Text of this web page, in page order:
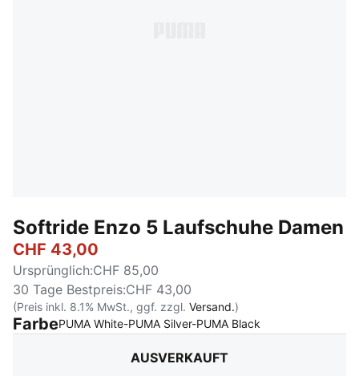
Softride Enzo 5 Laufschuhe Damen
CHF 43,00
Ursprünglich:CHF 85,00
30 Tage Bestpreis:CHF 43,00
(Preis inkl. 8.1% MwSt., ggf. zzgl. Versand.)
FarbePUMA White-PUMA Silver-PUMA Black
AUSVERKAUFT